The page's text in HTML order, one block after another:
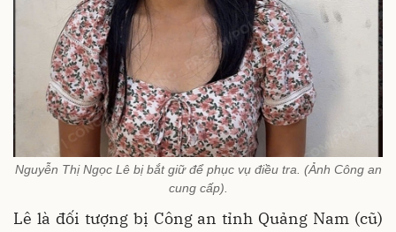
Nguyễn Thị Ngọc Lê bị bắt giữ để phục vụ điều tra. (Ảnh Công an
cung cấp).
Lê là đối tượng bị Công an tỉnh Quảng Nam (cũ)